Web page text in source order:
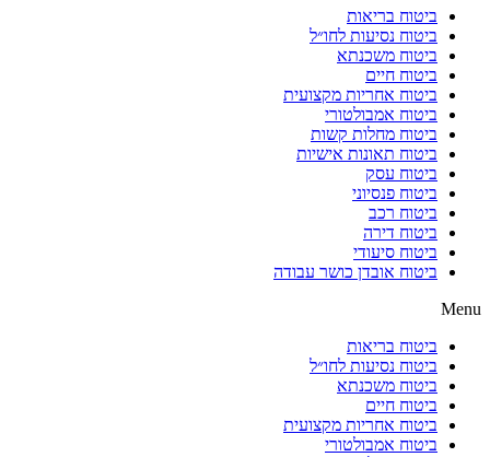
ביטוח בריאות
ביטוח נסיעות לחו״ל
ביטוח משכנתא
ביטוח חיים
ביטוח אחריות מקצועית
ביטוח אמבולטורי
ביטוח מחלות קשות
ביטוח תאונות אישיות
ביטוח עסק
ביטוח פנסיוני
ביטוח רכב
ביטוח דירה
ביטוח סיעודי
ביטוח אובדן כושר עבודה
Menu
ביטוח בריאות
ביטוח נסיעות לחו״ל
ביטוח משכנתא
ביטוח חיים
ביטוח אחריות מקצועית
ביטוח אמבולטורי